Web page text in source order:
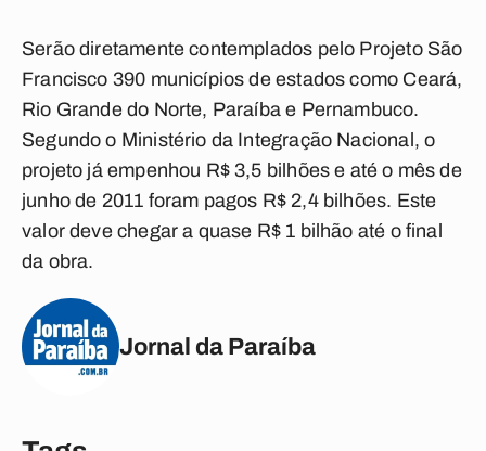
Serão diretamente contemplados pelo Projeto São
Francisco 390 municípios de estados como Ceará,
Rio Grande do Norte, Paraíba e Pernambuco.
Segundo o Ministério da Integração Nacional, o
projeto já empenhou R$ 3,5 bilhões e até o mês de
junho de 2011 foram pagos R$ 2,4 bilhões. Este
valor deve chegar a quase R$ 1 bilhão até o final
da obra.
Jornal da Paraíba